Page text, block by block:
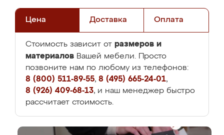
Цена Доставка Оплата
Стоимость зависит от размеров и
материалов Вашей мебели. Просто
позвоните нам по любому из телефонов:
8 (800) 511-89-55, 8 (495) 665-24-01,
8 (926) 409-68-13, и наш менеджер быстро
рассчитает стоимость.